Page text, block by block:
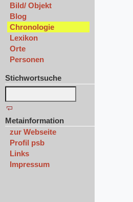
Bild/ Objekt
Blog
Chronologie
Lexikon
Orte
Personen
Stichwortsuche
Metainformation
zur Webseite
Profil psb
Links
Impressum